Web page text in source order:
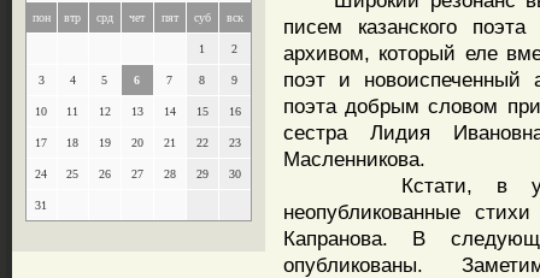
пон втр срд чет пят суб вск
1 2
3 4 5 6 7 8 9
10 11 12 13 14 15 16
17 18 19 20 21 22 23
24 25 26 27 28 29 30
31
писем казанского
архивом, который еле
поэт и новоиспеченный
поэта добрым словом
сестра Лидия
Масленникова.
Кстати, в
неопубликованные
Капранова. В
опубликованы.